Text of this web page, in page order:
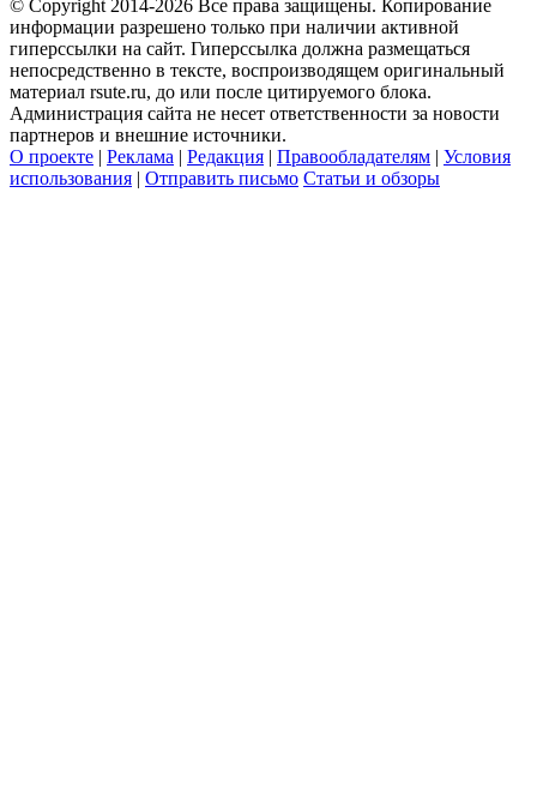
© Copyright 2014-2026 Все права защищены. Копирование
информации разрешено только при наличии активной
гиперссылки на сайт. Гиперссылка должна размещаться
непосредственно в тексте, воспроизводящем оригинальный
материал rsute.ru, до или после цитируемого блока.
Администрация сайта не несет ответственности за новости
партнеров и внешние источники.
О проекте | Реклама | Редакция | Правообладателям | Условия
использования | Отправить письмо Статьи и обзоры